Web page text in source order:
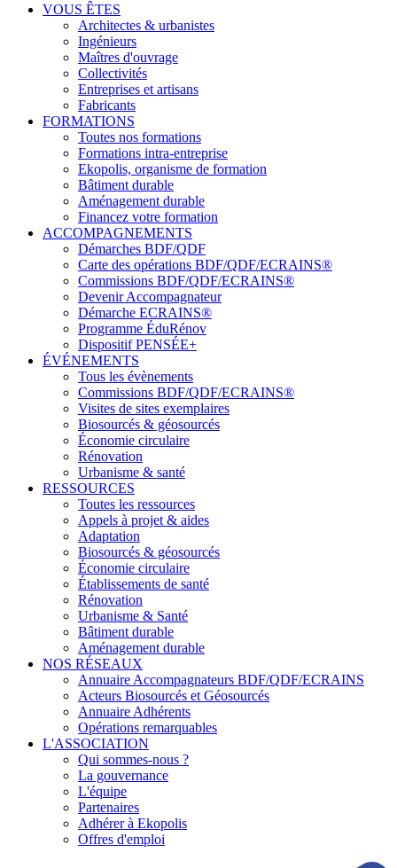
VOUS ÊTES
Architectes & urbanistes
Ingénieurs
Maîtres d'ouvrage
Collectivités
Entreprises et artisans
Fabricants
FORMATIONS
Toutes nos formations
Formations intra-entreprise
Ekopolis, organisme de formation
Bâtiment durable
Aménagement durable
Financez votre formation
ACCOMPAGNEMENTS
Démarches BDF/QDF
Carte des opérations BDF/QDF/ECRAINS®
Commissions BDF/QDF/ECRAINS®
Devenir Accompagnateur
Démarche ECRAINS®
Programme ÉduRénov
Dispositif PENSÉE+
ÉVÉNEMENTS
Tous les évènements
Commissions BDF/QDF/ECRAINS®
Visites de sites exemplaires
Biosourcés & géosourcés
Économie circulaire
Rénovation
Urbanisme & santé
RESSOURCES
Toutes les ressources
Appels à projet & aides
Adaptation
Biosourcés & géosourcés
Économie circulaire
Établissements de santé
Rénovation
Urbanisme & Santé
Bâtiment durable
Aménagement durable
NOS RÉSEAUX
Annuaire Accompagnateurs BDF/QDF/ECRAINS
Acteurs Biosourcés et Géosourcés
Annuaire Adhérents
Opérations remarquables
L'ASSOCIATION
Qui sommes-nous ?
La gouvernance
L'équipe
Partenaires
Adhérer à Ekopolis
Offres d'emploi